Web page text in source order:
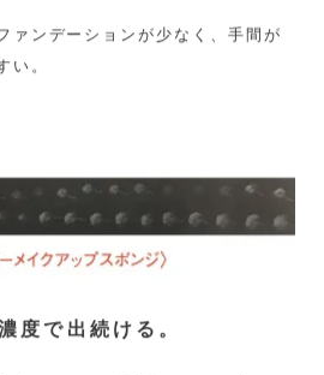
ァンデーションが少なく、手間が
い。
度で出続ける。